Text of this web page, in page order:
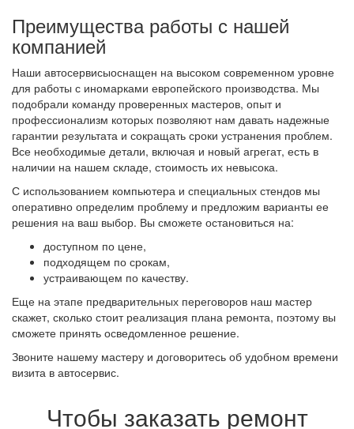
Преимущества работы с нашей
компанией
Наши автосервисыоснащен на высоком современном уровне
для работы с иномарками европейского производства. Мы
подобрали команду проверенных мастеров, опыт и
профессионализм которых позволяют нам давать надежные
гарантии результата и сокращать сроки устранения проблем.
Все необходимые детали, включая и новый агрегат, есть в
наличии на нашем складе, стоимость их невысока.
С использованием компьютера и специальных стендов мы
оперативно определим проблему и предложим варианты ее
решения на ваш выбор. Вы сможете остановиться на:
доступном по цене,
подходящем по срокам,
устраивающем по качеству.
Еще на этапе предварительных переговоров наш мастер
скажет, сколько стоит реализация плана ремонта, поэтому вы
сможете принять осведомленное решение.
Звоните нашему мастеру и договоритесь об удобном времени
визита в автосервис.
Чтобы заказать ремонт